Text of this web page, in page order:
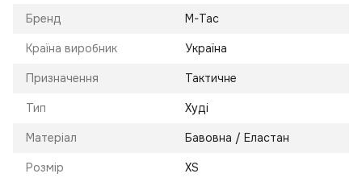
Бренд M-Tac
Країна виробник Україна
Призначення Тактичне
Тип Худі
Матеріал Бавовна / Еластан
Розмір XS